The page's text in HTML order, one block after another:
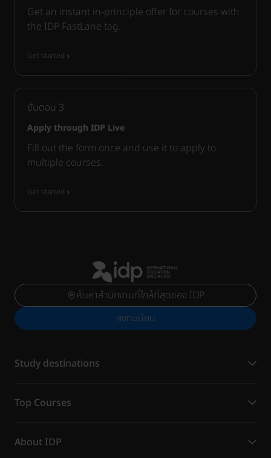
Get an instant in-principle offer for courses with
the IDP FastLane tag.
Get started
ขั้นตอน 3
Apply through IDP Live
Fill out the form once and use it to apply to
multiple courses.
Get started
ค้นหาสำนักงานที่ใกล้ที่สุดของ IDP
ลงทะเบียน
Study destinations
Top Courses
About IDP